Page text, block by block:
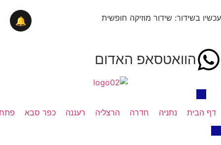
עכשיו בשידור: שידור מוזיקה חופשית
הוואטסאפ האדום
דף הבית נתניה חדרה הרצליה רעננה כפר סבא
🔔